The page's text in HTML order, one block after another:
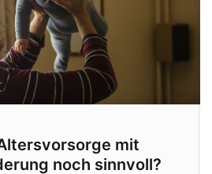
mit
noch sinnvoll?